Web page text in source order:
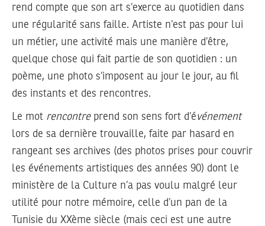
rend compte que son art s’exerce au quotidien dans
une régularité sans faille. Artiste n’est pas pour lui
un métier, une activité mais une manière d’être,
quelque chose qui fait partie de son quotidien : un
poème, une photo s’imposent au jour le jour, au fil
des instants et des rencontres.
Le mot rencontreprend son sens fort d’événement
lors de sa dernière trouvaille, faite par hasard en
rangeant ses archives (des photos prises pour couvrir
les événements artistiques des années 90) dont le
ministère de la Culture n’a pas voulu malgré leur
utilité pour notre mémoire, celle d’un pan de la
Tunisie du XXème siècle (mais ceci est une autre